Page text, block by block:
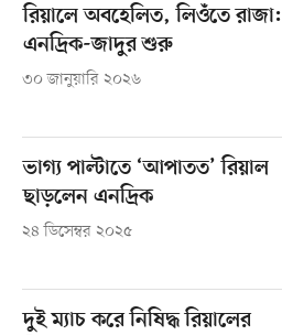
রিয়ালে অবহেলিত, লিওঁতে রাজা:
এনদ্রিক-জাদুর শুরু
৩০ জানুয়ারি ২০২৬
ভাগ্য পাল্টাতে ‘আপাতত’ রিয়াল
ছাড়লেন এনদ্রিক
২৪ ডিসেম্বর ২০২৫
দুই ম্যাচ করে নিষিদ্ধ রিয়ালের